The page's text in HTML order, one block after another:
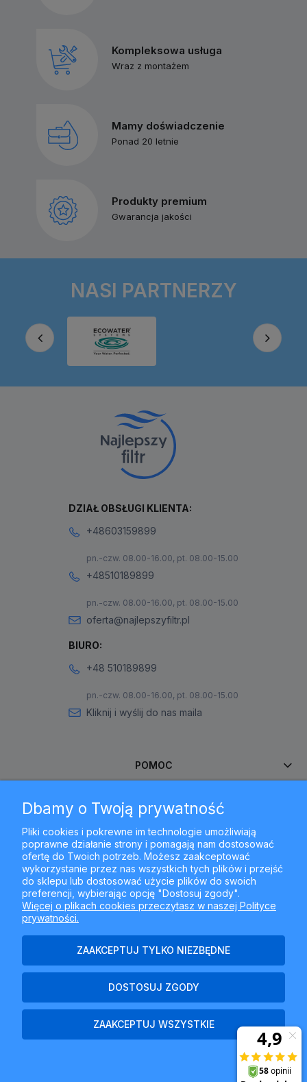
Kompleksowa usługa
Wraz z montażem
Mamy doświadczenie
Ponad 20 letnie
Produkty premium
Gwarancja jakości
NASI PARTNERZY
DZIAŁ OBSŁUGI KLIENTA:
+48603159899
pn.-czw. 08.00-16.00, pt. 08.00-15.00
+48510189899
pn.-czw. 08.00-16.00, pt. 08.00-15.00
oferta@najlepszyfiltr.pl
BIURO:
+48 510189899
pn.-czw. 08.00-16.00, pt. 08.00-15.00
Kliknij i wyślij do nas maila
POMOC
MOJE KONTO
PŁATNOŚCI I DOSTAWA
INFORMACJE
Najlepszyfiltr.pl - ul. Krakowska 367, 43-300 Bielsko-Biała, woj.
śląskie
Dbamy o Twoją prywatność
Pliki cookies i pokrewne im technologie umożliwiają
poprawne działanie strony i pomagają nam dostosować
ofertę do Twoich potrzeb. Możesz zaakceptować
wykorzystanie przez nas wszystkich tych plików i przejść
do sklepu lub dostosować użycie plików do swoich
preferencji, wybierając opcję "Dostosuj zgody".
Więcej o plikach cookies przeczytasz w naszej Polityce
prywatności.
ZAAKCEPTUJ TYLKO NIEZBĘDNE
DOSTOSUJ ZGODY
ZAAKCEPTUJ WSZYSTKIE